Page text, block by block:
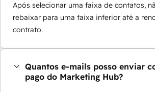
Após selecionar uma faixa de contatos,
rebaixar para uma faixa inferior até a
contrato.
Quantos e-mails posso enviar
pago do Marketing Hub?